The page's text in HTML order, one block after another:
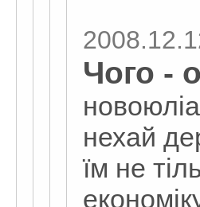
Чого -
нехай
їм не